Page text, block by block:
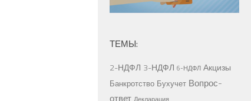
ТЕМЫ:
2-НДФЛ 3-НДФЛ 6-НДФЛ Акцизы
Банкротство Бухучет Вопрос-
ответ